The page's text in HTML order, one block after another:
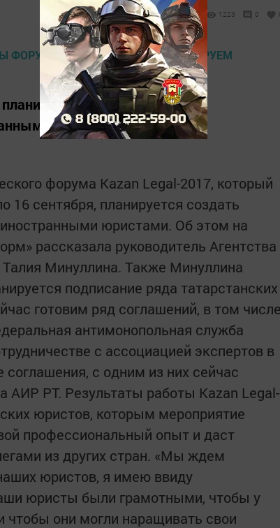
1223 0
создать список
юристами.
форума Kazan Legal-2017, который
16 сентября, планируется создать
юристами. Об этом на
рассказала руководитель Агентства
Минуллина. Также Минуллина
подписание ряда татарстанских
готовим ряд соглашений, в том
антимонопольная служба
с ассоциацией экспертов в
соглашения, с одним из них сейчас
АИР РТ. Результаты работы Kazan Legal-
юристов, которым мероприятие
профессиональный опыт и даст
из других стран. «Мы ждем
юристов, я имею ввиду
юристы были грамотными, чтобы у
чтобы они могли наращивать свои